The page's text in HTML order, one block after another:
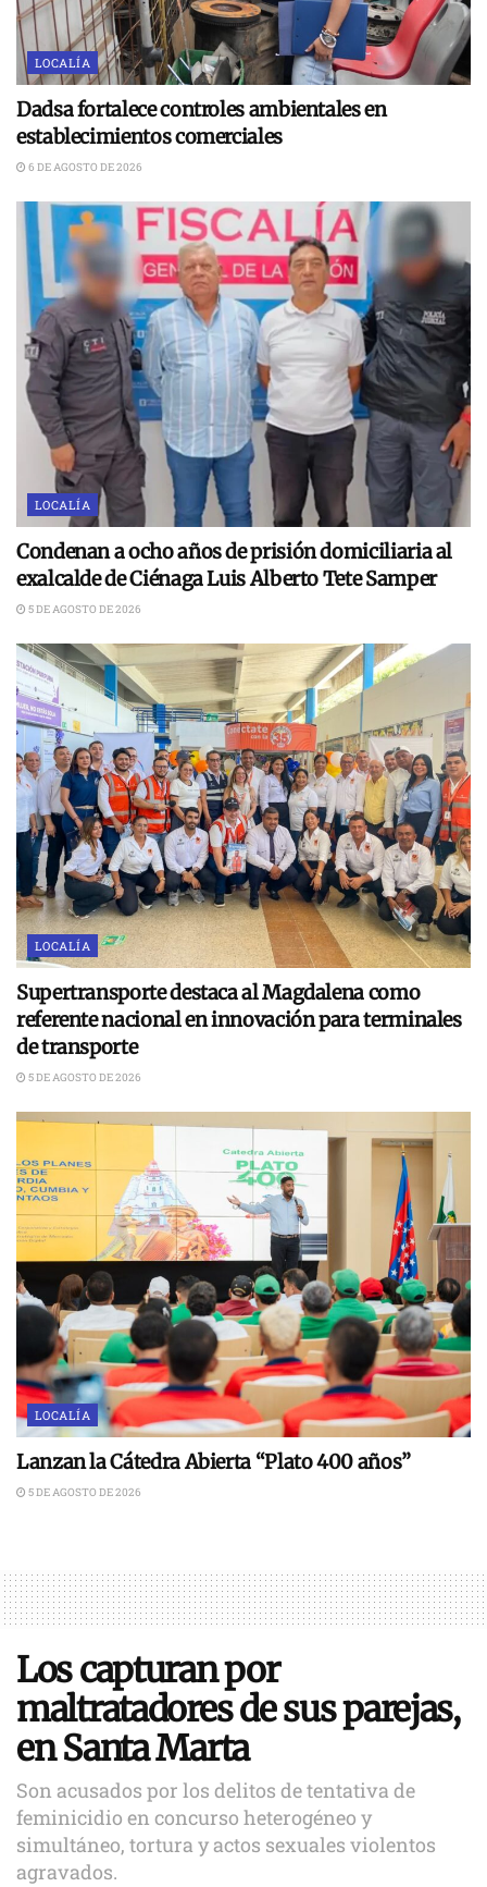
LOCALÍA
Dadsa fortalece controles ambientales en
establecimientos comerciales
6 DE AGOSTO DE 2026
LOCALÍA
Condenan a ocho años de prisión domiciliaria al
exalcalde de Ciénaga Luis Alberto Tete Samper
5 DE AGOSTO DE 2026
LOCALÍA
Supertransporte destaca al Magdalena como
referente nacional en innovación para terminales
de transporte
5 DE AGOSTO DE 2026
LOCALÍA
Lanzan la Cátedra Abierta “Plato 400 años”
5 DE AGOSTO DE 2026
Los capturan por
maltratadores de sus parejas,
en Santa Marta
Son acusados por los delitos de tentativa de
feminicidio en concurso heterogéneo y
simultáneo, tortura y actos sexuales violentos
agravados.